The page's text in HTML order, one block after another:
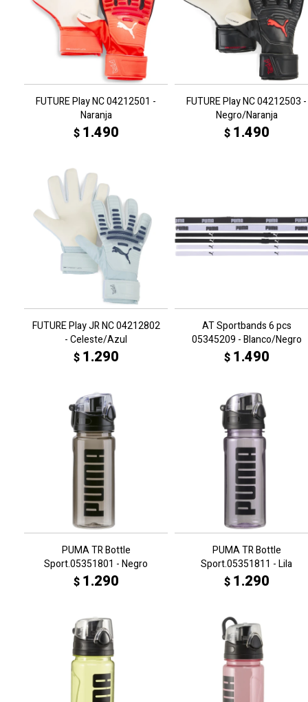
FUTURE Play NC 04212501 -
Naranja
$ 1.490
FUTURE Play NC 04212503 -
Negro/Naranja
$ 1.490
FUTURE Play JR NC 04212802
- Celeste/Azul
$ 1.290
AT Sportbands 6 pcs
05345209 - Blanco/Negro
$ 1.490
PUMA TR Bottle
Sport.05351801 - Negro
$ 1.290
PUMA TR Bottle
Sport.05351811 - Lila
$ 1.290